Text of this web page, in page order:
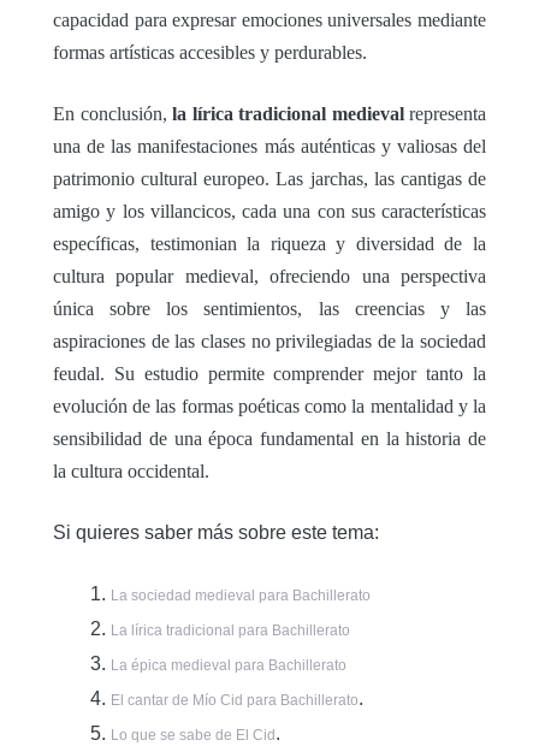
capacidad para expresar emociones universales mediante
formas artísticas accesibles y perdurables.
En conclusión, la lírica tradicional medievalrepresenta
una de las manifestaciones más auténticas y valiosas del
patrimonio cultural europeo. Las jarchas, las cantigas de
amigo y los villancicos, cada una con sus características
específicas, testimonian la riqueza y diversidad de la
cultura popular medieval, ofreciendo una perspectiva
única sobre los sentimientos, las creencias y las
aspiraciones de las clases no privilegiadas de la sociedad
feudal. Su estudio permite comprender mejor tanto la
evolución de las formas poéticas como la mentalidad y la
sensibilidad de una época fundamental en la historia de
la cultura occidental.
Si quieres saber más sobre este tema:
La sociedad medieval para Bachillerato
La lírica tradicional para Bachillerato
La épica medieval para Bachillerato
El cantar de Mío Cid para Bachillerato.
Lo que se sabe de El Cid .